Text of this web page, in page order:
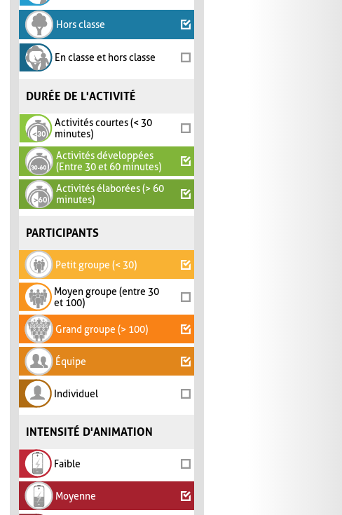
Hors classe
En classe et hors classe
DURÉE DE L'ACTIVITÉ
Activités courtes (< 30
minutes)
Activités développées
(Entre 30 et 60 minutes)
Activités élaborées (> 60
minutes)
PARTICIPANTS
Petit groupe (< 30)
Moyen groupe (entre 30
et 100)
Grand groupe (> 100)
Équipe
Individuel
INTENSITÉ D'ANIMATION
Faible
Moyenne